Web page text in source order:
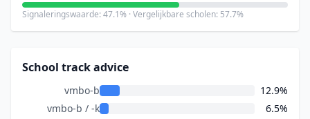
Signaleringswaarde: 47.1% · Vergelijkbare scholen: 57.7%
School track advice
vmbo-b
12.9%
vmbo-b / -k
6.5%